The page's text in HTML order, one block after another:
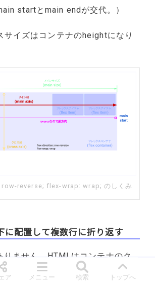
ア メニュー 検索 トップへ
startとmain endが交代。）
サイズはコンテナのheightになり
reverse; flex-wrap: wrap; のしくみ
に配置して複数行に折り返す
りません。HTMLはコンテナのク
す。